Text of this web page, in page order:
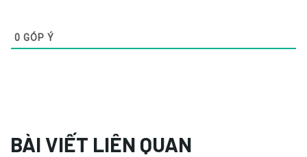
0 GÓP Ý
BÀI VIẾT LIÊN QUAN